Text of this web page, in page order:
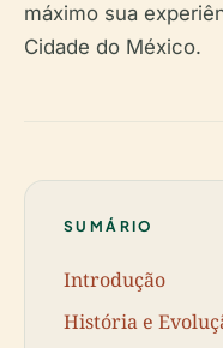
máximo sua
Cidade do México.
SUMÁRIO
Introdução
História e